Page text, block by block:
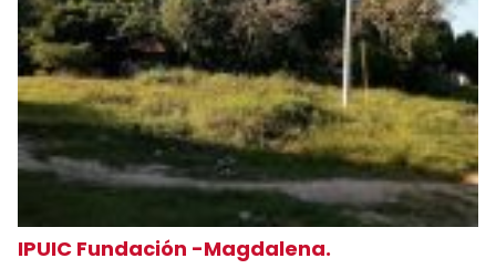
IPUIC Fundación -Magdalena.